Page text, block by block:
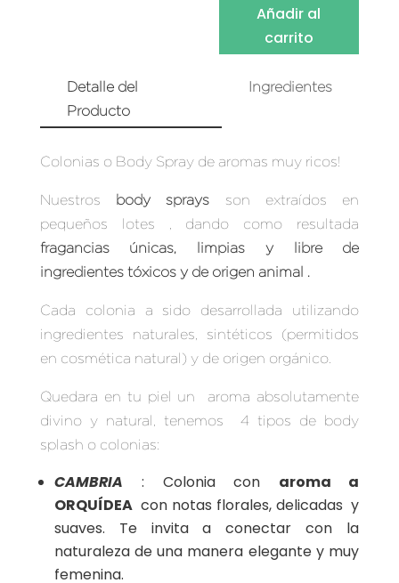
(120
Añadir al
carrito
Detalle del
Producto
Ingredientes
Colonias o Body Spray de aromas muy ricos!
Nuestros body sprays son extraídos en
pequeños lotes , dando como resultada
fragancias únicas, limpias y libre de
ingredientes tóxicos y de origen animal .
Cada colonia a sido desarrollada utilizando
ingredientes naturales, sintéticos (permitidos
en cosmética natural) y de origen orgánico.
Quedara en tu piel un aroma absolutamente
divino y natural, tenemos 4 tipos de body
splash o colonias:
CAMBRIA : Colonia con aroma a
ORQUÍDEAcon notas florales, delicadas y
suaves. Te invita a conectar con la
naturaleza de una manera elegante y muy
femenina.